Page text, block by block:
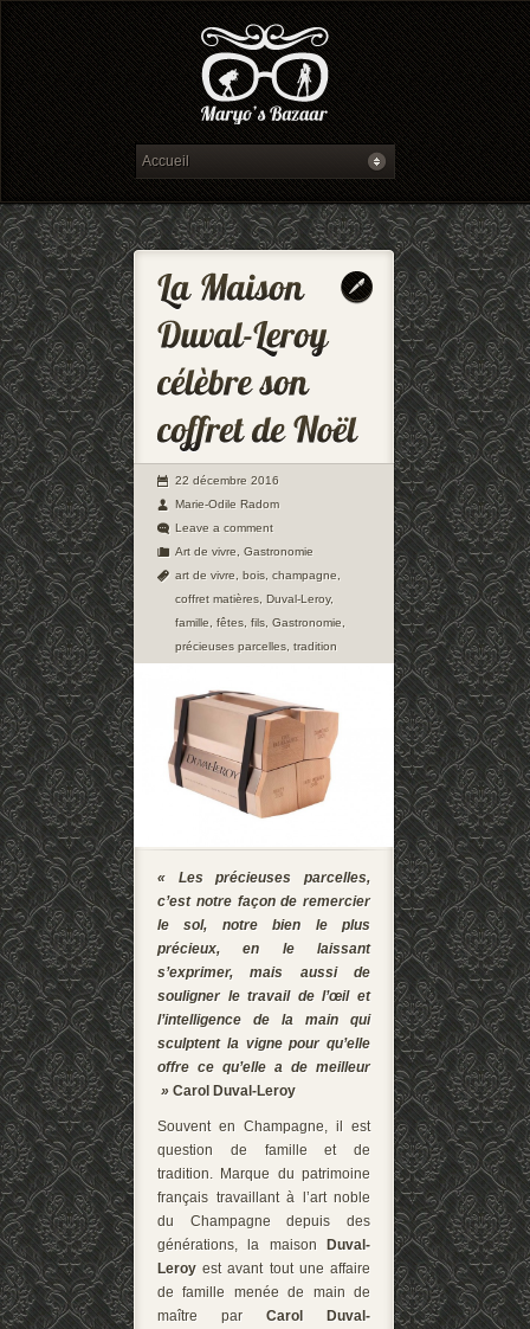
22 décembre 2016
Marie-Odile Radom
Leave a comment
Art de vivre
Gastronomie
art de vivre
bois champagne
coffret matières Duval-Leroy,
famille
fêtes fils Gastronomie
précieuses parcelles tradition
« Les précieuses parcelles,
c’est notre façon de remercier
le sol, notre bien le plus
précieux, en le laissant
s’exprimer, mais aussi de
souligner le travail de l’œil et
l’intelligence de la main qui
sculptent la vigne pour qu’elle
offre ce qu’elle a de meilleur
» Carol Duval-Leroy
Souvent en Champagne, il est
question de famille et de
tradition. Marque du patrimoine
français travaillant à l’art noble
du Champagne depuis des
générations, la maison Duval-
Leroy est avant tout une affaire
de famille menée de main de
maître par Carol Duval-